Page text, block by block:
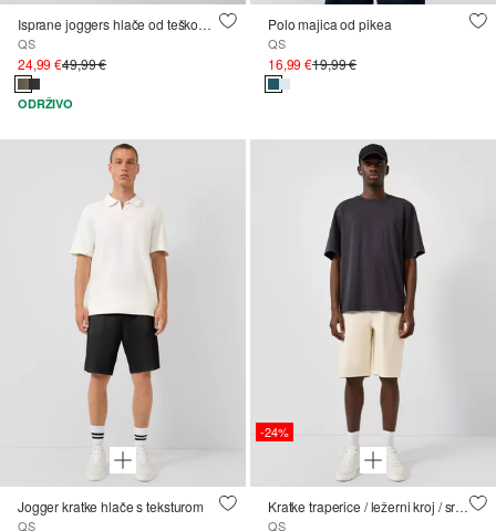
Isprane joggers hlače od teškog kepera
QS
24,99 €49,99 €
ODRŽIVO
Polo majica od pikea
QS
16,99 €19,99 €
Jogger kratke hlače s teksturom
QS
-24%
Kratke traperice / ležerni kroj / srednje visoki struk
QS